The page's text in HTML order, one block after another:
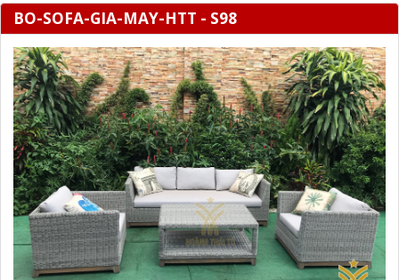
BO-SOFA-GIA-MAY-HTT - S98